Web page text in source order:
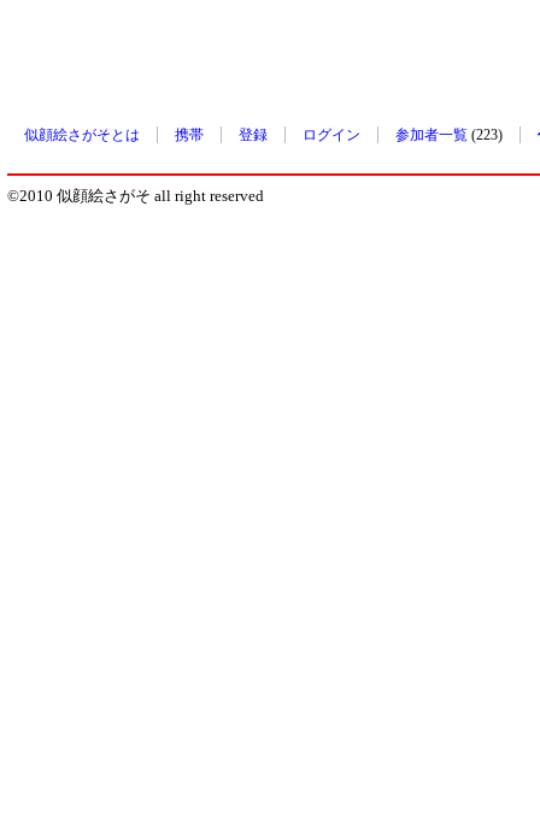
似顔絵さがそとは 携帯 登録 ログイン 参加者一覧 (223)
©2010 似顔絵さがそ all right reserved